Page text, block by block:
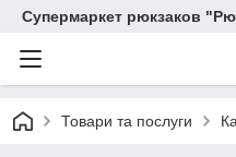
Супермаркет рюкзаков
Товари та послуги